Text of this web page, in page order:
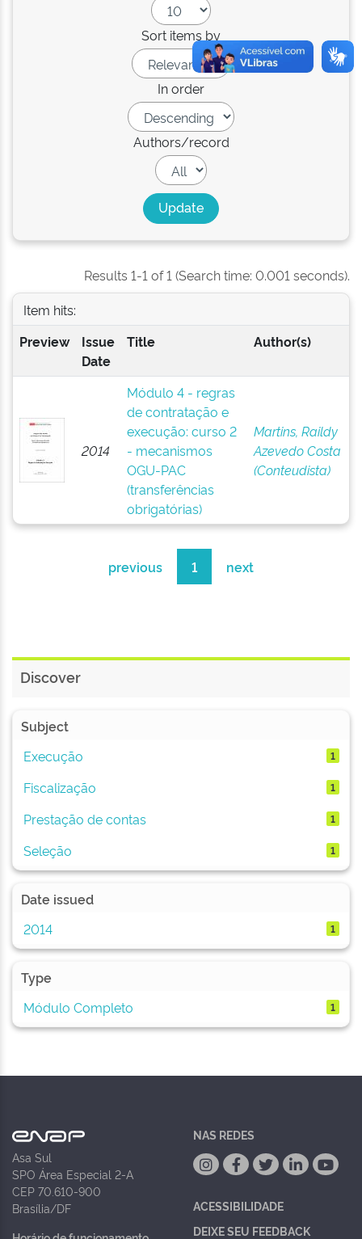
Sort items by
In order
Authors/record
Results 1-1 of 1 (Search time: 0.001 seconds).
Item hits:
Preview
Issue
Date
Title Author(s)
2014
Módulo 4 - regras
de contratação e
execução: curso 2
- mecanismos
OGU-PAC
(transferências
obrigatórias)
Martins, Raildy
Azevedo Costa
(Conteudista)
previous 1 next
Discover
Subject
Execução
1
Fiscalização 1
Prestação de contas 1
Seleção 1
Date issued
2014
1
Type
Módulo Completo
1
Asa Sul
SPO Área Especial 2-A
CEP 70.610-900
Brasília/DF
NAS REDES
ACESSIBILIDADE
DEIXE SEU FEEDBACK